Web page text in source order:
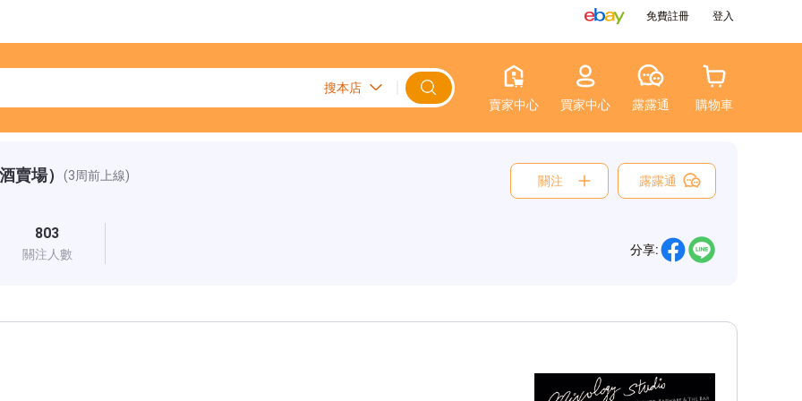
免費註冊 登入
賣家中心 買家中心 露露通 購物車
賣場） (3周前上線)
803
關注人數
關注 露露通
分享: